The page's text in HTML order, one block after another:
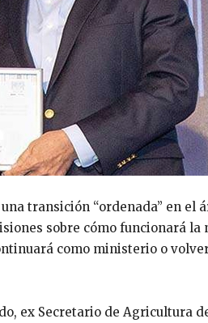
transición “ordenada” en el
sobre cómo funcionará
como ministerio o
ex Secretario de Agricultura